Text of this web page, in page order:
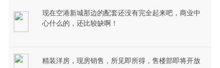
现在空港新城那边的配套还没有完全起来吧，商业中
心什么的，还比较缺啊！
精装洋房，现房销售，所见即所得，售楼部即将开放